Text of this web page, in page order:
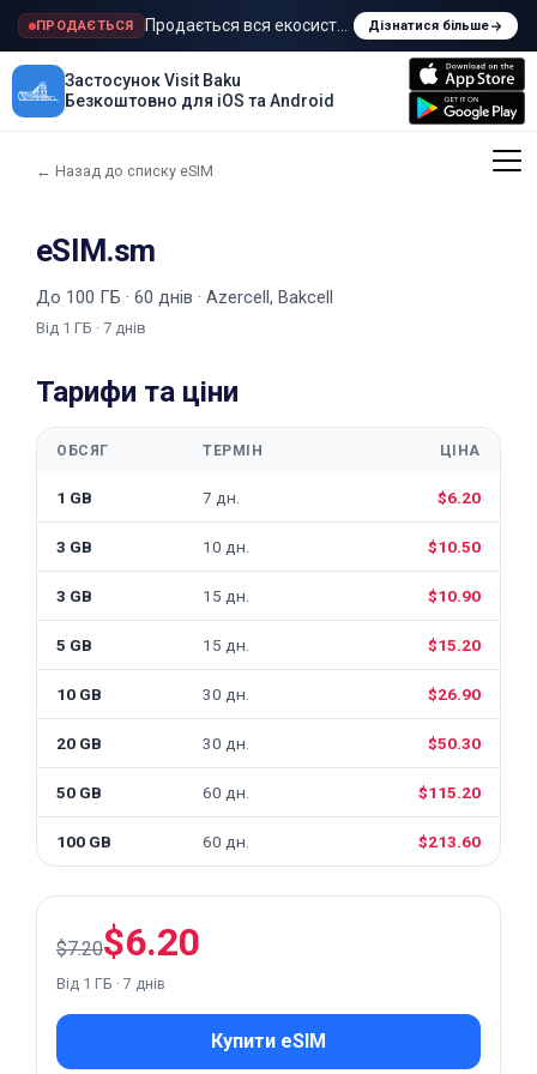
ПРОДАЄТЬСЯ Продається вся екосистема Visit Baku
Дізнатися більше
Застосунок Visit Baku
Безкоштовно для iOS та Android
← Назад до списку eSIM
eSIM.sm
До 100 ГБ · 60 днів · Azercell, Bakcell
Від 1 ГБ · 7 днів
Тарифи та ціни
ОБСЯГ ТЕРМІН ЦІНА
1 GB 7 дн. $6.20
3 GB 10 дн. $10.50
3 GB 15 дн. $10.90
5 GB 15 дн. $15.20
10 GB 30 дн. $26.90
20 GB 30 дн. $50.30
50 GB 60 дн. $115.20
100 GB 60 дн. $213.60
$7.20$6.20
Від 1 ГБ · 7 днів
Купити eSIM